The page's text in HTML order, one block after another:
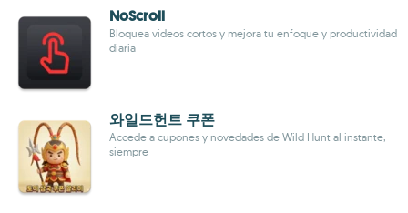
NoScroll
Bloquea videos cortos y mejora tu enfoque y productividad
diaria
와일드헌트 쿠폰
Accede a cupones y novedades de Wild Hunt al instante,
siempre